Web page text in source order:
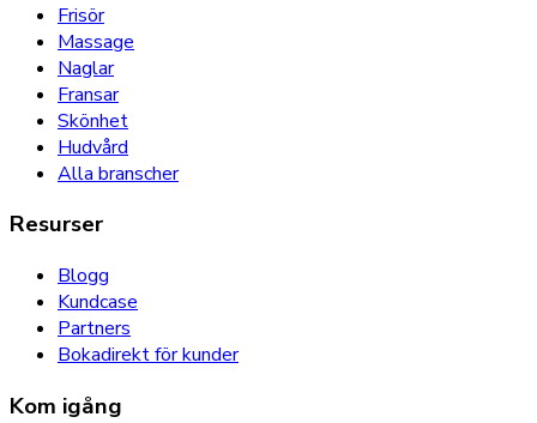
Frisör
Massage
Naglar
Fransar
Skönhet
Hudvård
Alla branscher
Resurser
Blogg
Kundcase
Partners
Bokadirekt för kunder
Kom igång